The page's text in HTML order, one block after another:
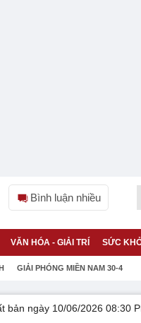
Bình luận nhiều
VĂN HÓA - GIẢI TRÍ SỨC
GIẢI PHÓNG MIỀN NAM 30-4
bản ngày 10/06/2026 08:30